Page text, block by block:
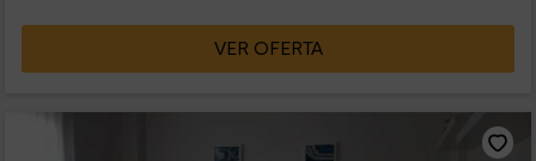
VER OFERTA